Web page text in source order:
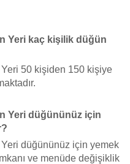
Yeri kaç kişilik düğün
Yeri 50 kişiden 150 kişiye
Yeri düğününüz için
düğününüz için yemek
ve menüde değişiklik